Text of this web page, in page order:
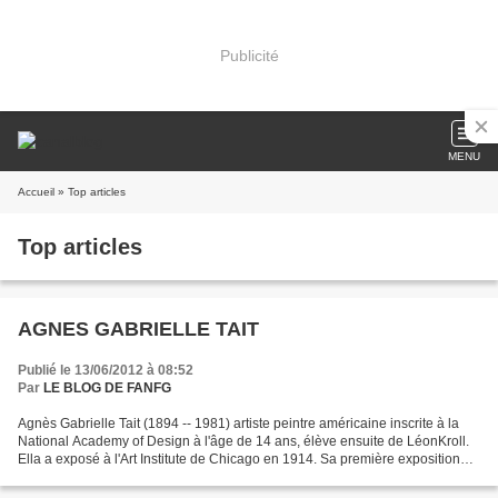
Publicité
MENU
Accueil » Top articles
Top articles
AGNES GABRIELLE TAIT
Publié le 13/06/2012 à 08:52
Par LE BLOG DE FANFG
Agnès Gabrielle Tait (1894 -- 1981) artiste peintre américaine inscrite à la
National Academy of Design à l'âge de 14 ans, élève ensuite de LéonKroll.
Ella a exposé à l'Art Institute de Chicago en 1914. Sa première exposition